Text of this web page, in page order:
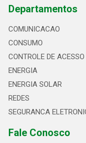
Departamentos
COMUNICACAO
CONSUMO
CONTROLE DE ACESSO
ENERGIA
ENERGIA SOLAR
REDES
SEGURANCA
Fale Conosco